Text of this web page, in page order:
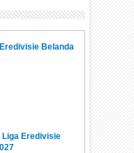
Belanda
Liga Eredivisie